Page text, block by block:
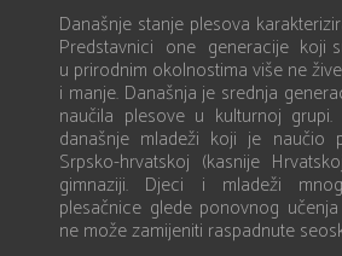
Današnje stanje plesova
Predstavnici one generacije koji
u prirodnim okolnostima više ne
i manje. Današnja je srednja
naučila plesove u kulturnoj
današnje mladeži koji je naučio
Srpsko-hrvatskoj (kasnije
gimnaziji. Djeci i mladeži
plesačnice glede ponovnog
ne može zamijeniti raspadnute